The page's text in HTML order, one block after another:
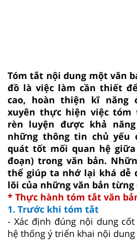
Tóm tắt nội dung một văn
đồ là việc làm cần thiết
cao, hoàn thiện kĩ năng
xuyên thực hiện việc tóm
rèn luyện được khả
những thông tin chủ yếu
quát tốt mối quan hệ giữa
đoạn) trong văn bản.
thể giúp ta nhớ lại khá dễ
lõi của những văn bản từng
* Thực hành tóm tắt văn
1. Trước khi tóm tắt
- Xác định đúng nội dung
hệ thống ý triển khai nội dung